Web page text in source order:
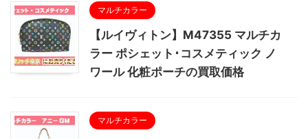
マルチカラー
【ルイヴィトン】M47355 マルチカ
ラー ポシェット･コスメティック ノ
ワール 化粧ポーチの買取価格
マルチカラー